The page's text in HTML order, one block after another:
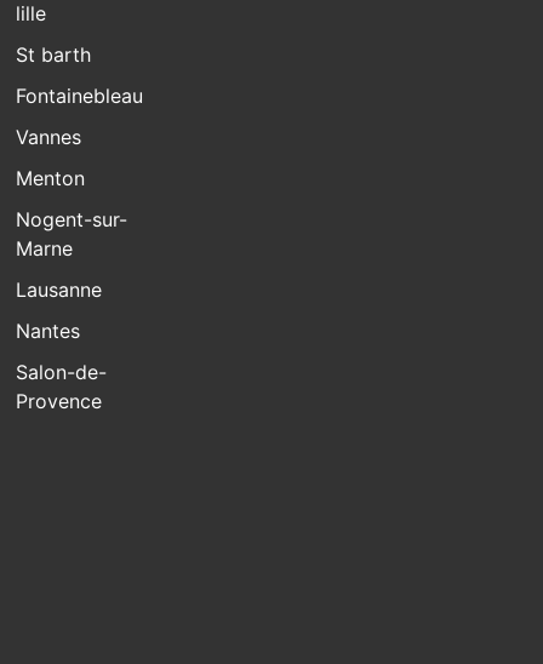
lille
St barth
Fontainebleau
Vannes
Menton
Nogent-sur-
Marne
Lausanne
Nantes
Salon-de-
Provence